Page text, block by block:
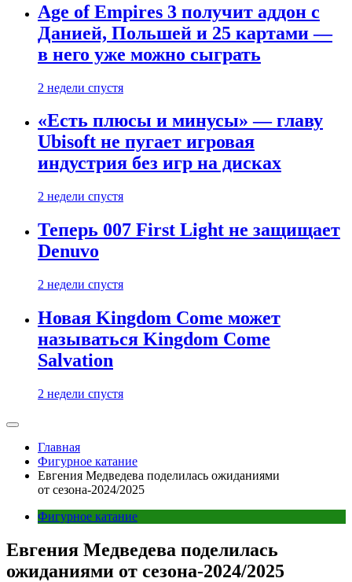
Age of Empires 3 получит аддон с
Данией, Польшей и 25 картами —
в него уже можно сыграть
2 недели спустя
«Есть плюсы и минусы» — главу
Ubisoft не пугает игровая
индустрия без игр на дисках
2 недели спустя
Теперь 007 First Light не защищает
Denuvo
2 недели спустя
Новая Kingdom Come может
называться Kingdom Come
Salvation
2 недели спустя
Главная
Фигурное катание
Евгения Медведева поделилась ожиданиями
от сезона-2024/2025
Фигурное катание
Евгения Медведева поделилась
ожиданиями от сезона-2024/2025